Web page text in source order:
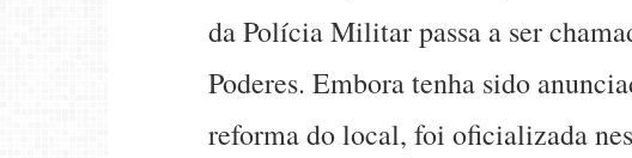
da Polícia Militar passa a ser
Poderes. Embora tenha sido
reforma do local, foi oficializada